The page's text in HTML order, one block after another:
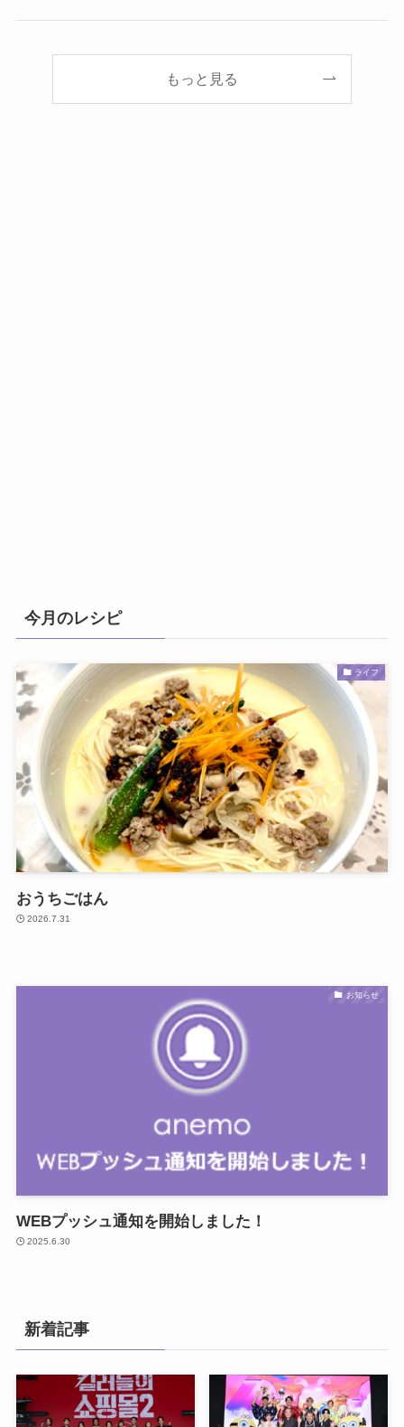
もっと見る
今月のレシピ
ライフ
おうちごはん
2026.7.31
お知らせ
WEBプッシュ通知を開始しました！
2025.6.30
新着記事